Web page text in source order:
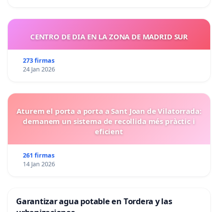
CENTRO DE DIA EN LA ZONA DE MADRID SUR
273 firmas
24 Jan 2026
Aturem el porta a porta a Sant Joan de Vilatorrada:
demanem un sistema de recollida més pràctic i
eficient
261 firmas
14 Jan 2026
Garantizar agua potable en Tordera y las